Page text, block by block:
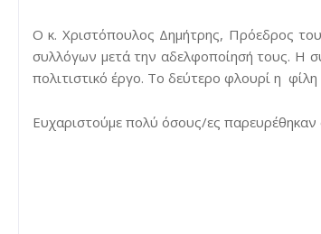
Ο κ. Χριστόπουλος Δημήτρης, Πρόεδρος
συλλόγων μετά την αδελφοποίησή τους. Η
πολιτιστικό έργο. Το δεύτερο φλουρί η
Ευχαριστούμε πολύ όσους/ες παρευρέθηκαν